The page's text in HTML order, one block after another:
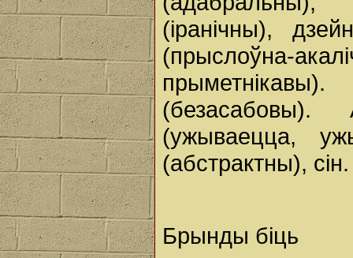
(іранічны),
(прыслоўна-
(безасабовы).
(ужываецца,
(абстрактны),
Брынды біць